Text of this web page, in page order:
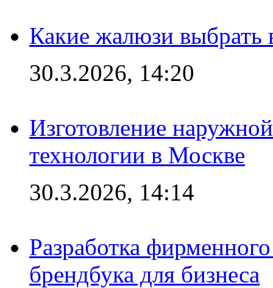
Какие жалюзи выбрать
30.3.2026, 14:20
Изготовление
технологии в Москве
30.3.2026, 14:14
Разработка
брендбука для бизнеса